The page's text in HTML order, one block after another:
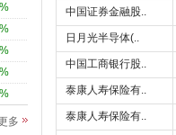
多
中国证券金融股..
日月光半导体(..
中国工商银行股..
泰康人寿保险有..
泰康人寿保险有..